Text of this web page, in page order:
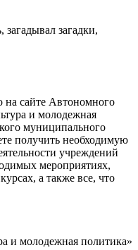
загадки,
на сайте Автономного
и молодежная
муниципального
получить необходимую
учреждений
мероприятиях,
а также все, что
и молодежная политика»